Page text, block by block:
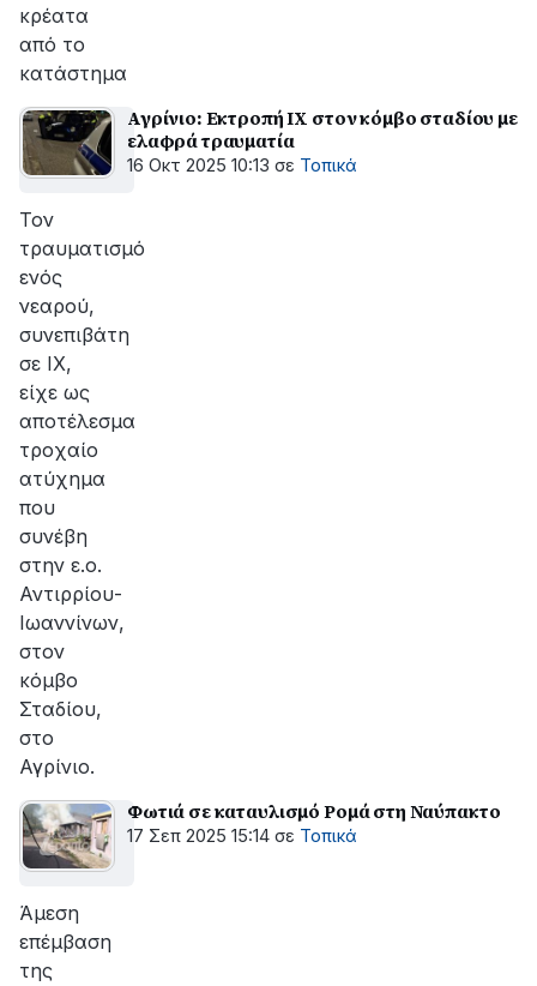
κρέατα
από το
κατάστημα
Αγρίνιο: Εκτροπή ΙΧ στον κόμβο σταδίου με
ελαφρά τραυματία
16 Οκτ 2025 10:13 σε Τοπικά
Τον
τραυματισμό
ενός
νεαρού,
συνεπιβάτη
σε ΙΧ,
είχε ως
αποτέλεσμα
τροχαίο
ατύχημα
που
συνέβη
στην ε.ο.
Αντιρρίου-
Ιωαννίνων,
στον
κόμβο
Σταδίου,
στο
Αγρίνιο.
Φωτιά σε καταυλισμό Ρομά στη Ναύπακτο
17 Σεπ 2025 15:14 σε Τοπικά
Άμεση
επέμβαση
της